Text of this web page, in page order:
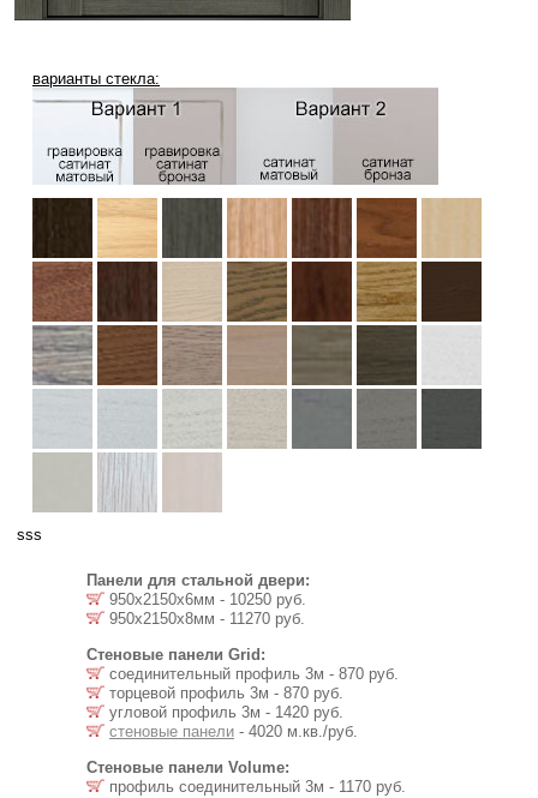
варианты стекла:
sss
Панели для стальной двери:
950х2150х6мм - 10250 руб.
950х2150х8мм - 11270 руб.
Стеновые панели Grid:
соединительный профиль 3м - 870 руб.
торцевой профиль 3м - 870 руб.
угловой профиль 3м - 1420 руб.
стеновые панели - 4020 м.кв./руб.
Стеновые панели Volume:
профиль соединительный 3м - 1170 руб.